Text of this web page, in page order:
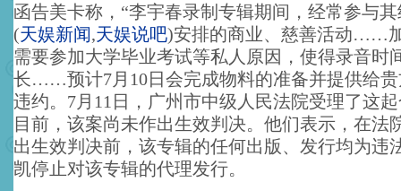
函告美卡称，“李宇春录制专辑期间，经常参与
(天娱新闻,天娱说吧)安排的商业、慈善活动……
需要参加大学毕业考试等私人原因，使得录音时
长……预计7月10日会完成物料的准备并提供给贵
违约。7月11日，广州市中级人民法院受理了这
目前，该案尚未作出生效判决。他们表示，在法
出生效判决前，该专辑的任何出版、发行均为违
凯停止对该专辑的代理发行。